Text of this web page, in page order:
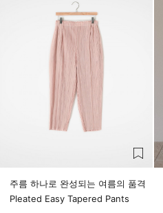
주름 하나로 완성되는 여름의 품격
Pleated Easy Tapered Pants